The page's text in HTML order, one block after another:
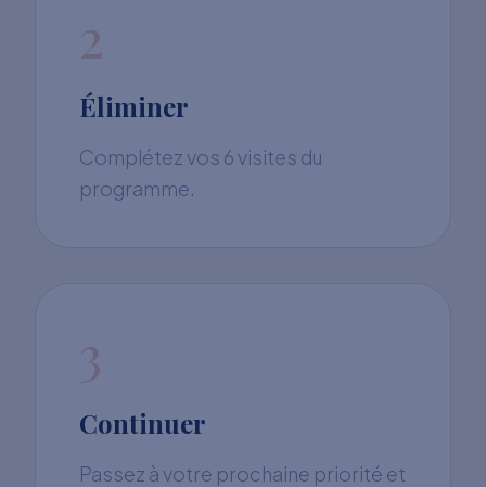
2
Éliminer
Complétez vos 6 visites du
programme.
3
Continuer
Passez à votre prochaine priorité et